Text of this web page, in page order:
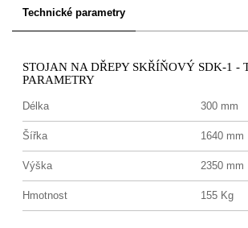
Technické parametry
STOJAN NA DŘEPY SKŘÍŇOVÝ SDK-1 -
PARAMETRY
Délka 300 mm
Šířka 1640 mm
Výška 2350 mm
Hmotnost 155 Kg